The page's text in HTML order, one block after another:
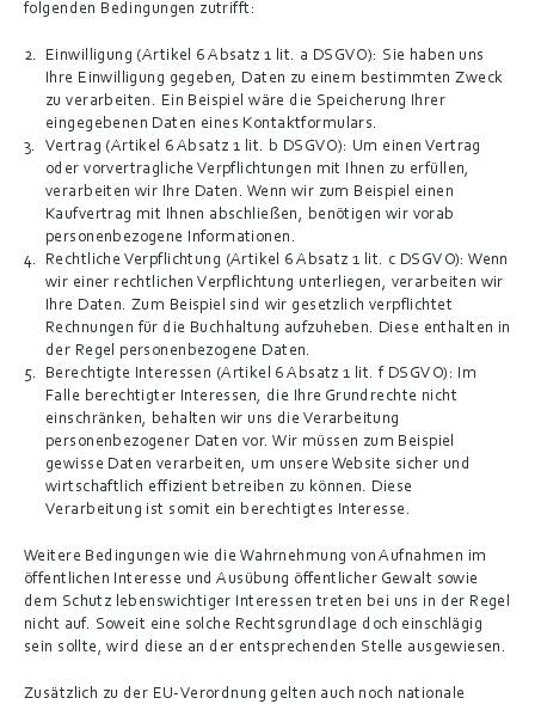
folgenden Bedingungen zutrifft:
Einwilligung (Artikel 6 Absatz 1 lit. a DSGVO): Sie haben uns
Ihre Einwilligung gegeben, Daten zu einem bestimmten Zweck
zu verarbeiten. Ein Beispiel wäre die Speicherung Ihrer
eingegebenen Daten eines Kontaktformulars.
Vertrag (Artikel 6 Absatz 1 lit. b DSGVO): Um einen Vertrag
oder vorvertragliche Verpflichtungen mit Ihnen zu erfüllen,
verarbeiten wir Ihre Daten. Wenn wir zum Beispiel einen
Kaufvertrag mit Ihnen abschließen, benötigen wir vorab
personenbezogene Informationen.
Rechtliche Verpflichtung (Artikel 6 Absatz 1 lit. c DSGVO): Wenn
wir einer rechtlichen Verpflichtung unterliegen, verarbeiten wir
Ihre Daten. Zum Beispiel sind wir gesetzlich verpflichtet
Rechnungen für die Buchhaltung aufzuheben. Diese enthalten in
der Regel personenbezogene Daten.
Berechtigte Interessen (Artikel 6 Absatz 1 lit. f DSGVO): Im
Falle berechtigter Interessen, die Ihre Grundrechte nicht
einschränken, behalten wir uns die Verarbeitung
personenbezogener Daten vor. Wir müssen zum Beispiel
gewisse Daten verarbeiten, um unsere Website sicher und
wirtschaftlich effizient betreiben zu können. Diese
Verarbeitung ist somit ein berechtigtes Interesse.
Weitere Bedingungen wie die Wahrnehmung von Aufnahmen im
öffentlichen Interesse und Ausübung öffentlicher Gewalt sowie
dem Schutz lebenswichtiger Interessen treten bei uns in der Regel
nicht auf. Soweit eine solche Rechtsgrundlage doch einschlägig
sein sollte, wird diese an der entsprechenden Stelle ausgewiesen.
Zusätzlich zu der EU-Verordnung gelten auch noch nationale